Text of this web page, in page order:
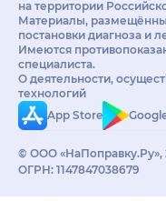
на территории
Материалы,
постановки диагноза и
Имеются
специалиста.
О деятельности,
технологий
App Store
© ООО «НаПоправку.Ру»,
ОГРН: 1147847038679